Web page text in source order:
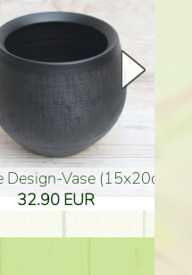
Holzfigur für Schulabgänger (10
3.80 EUR